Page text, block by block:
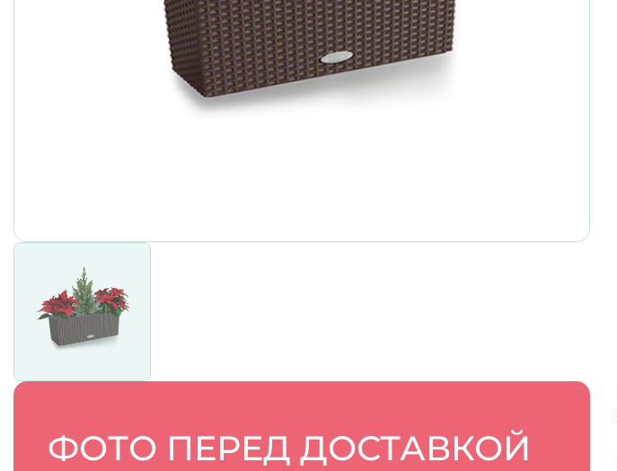
ФОТО ПЕРЕД ДОСТАВКОЙ